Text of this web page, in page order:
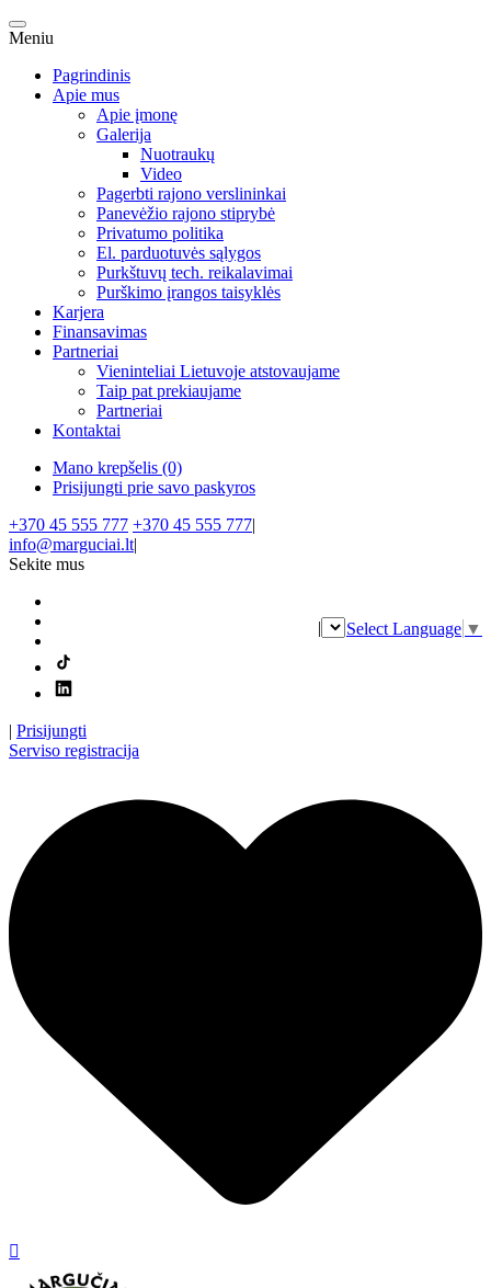
Meniu
Pagrindinis
Apie mus
Apie įmonę
Galerija
Nuotraukų
Video
Pagerbti rajono verslininkai
Panevėžio rajono stiprybė
Privatumo politika
El. parduotuvės sąlygos
Purkštuvų tech. reikalavimai
Purškimo įrangos taisyklės
Karjera
Finansavimas
Partneriai
Vieninteliai Lietuvoje atstovaujame
Taip pat prekiaujame
Partneriai
Kontaktai
Mano krepšelis (0)
Prisijungti prie savo paskyros
+370 45 555 777 +370 45 555 777|
info@marguciai.lt|
Sekite mus
| Prisijungti
| Select Language ▼
Serviso registracija
